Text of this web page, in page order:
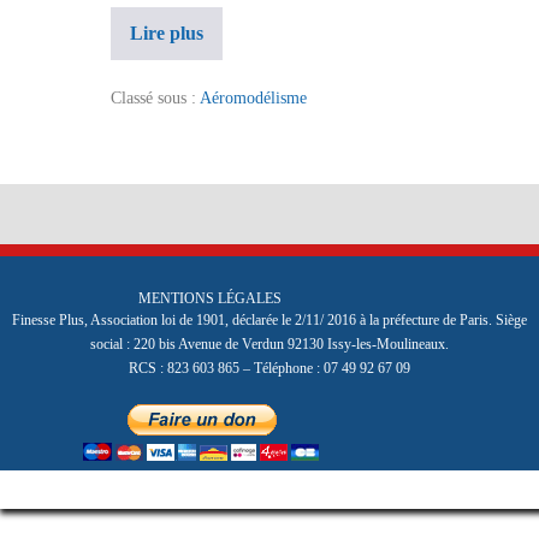
Lire plusCompétition
et
de
Classé sous : Aéromodélisme
MENTIONS LÉGALES
Finesse Plus, Association loi de 1901, déclarée le 2/11/ 2016 à la préfecture de Paris. Siège
social : 220 bis Avenue de Verdun 92130 Issy-les-Moulineaux.
RCS : 823 603 865 – Téléphone : 07 49 92 67 09